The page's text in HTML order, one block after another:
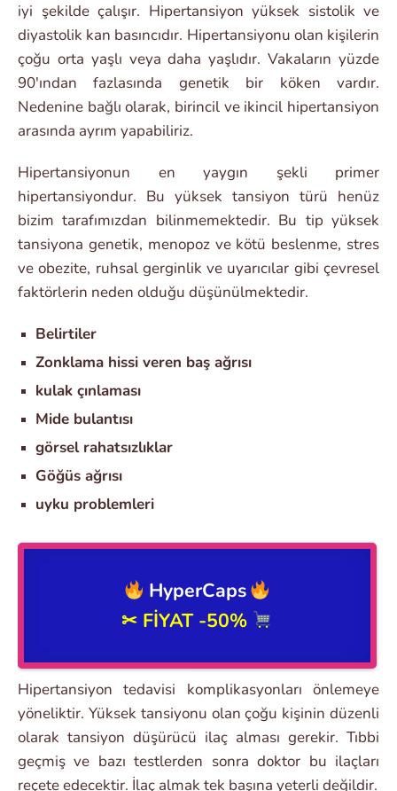
iyi şekilde çalışır. Hipertansiyon yüksek sistolik ve
diyastolik kan basıncıdır. Hipertansiyonu olan kişilerin
çoğu orta yaşlı veya daha yaşlıdır. Vakaların yüzde
90'ından fazlasında genetik bir köken vardır.
Nedenine bağlı olarak, birincil ve ikincil hipertansiyon
arasında ayrım yapabiliriz.
Hipertansiyonun en yaygın şekli primer
hipertansiyondur. Bu yüksek tansiyon türü henüz
bizim tarafımızdan bilinmemektedir. Bu tip yüksek
tansiyona genetik, menopoz ve kötü beslenme, stres
ve obezite, ruhsal gerginlik ve uyarıcılar gibi çevresel
faktörlerin neden olduğu düşünülmektedir.
Belirtiler
Zonklama hissi veren baş ağrısı
kulak çınlaması
Mide bulantısı
görsel rahatsızlıklar
Göğüs ağrısı
uyku problemleri
HyperCaps
✂ FİYAT -50%
Hipertansiyon tedavisi komplikasyonları önlemeye
yöneliktir. Yüksek tansiyonu olan çoğu kişinin düzenli
olarak tansiyon düşürücü ilaç alması gerekir. Tıbbi
geçmiş ve bazı testlerden sonra doktor bu ilaçları
reçete edecektir. İlaç almak tek başına yeterli değildir.